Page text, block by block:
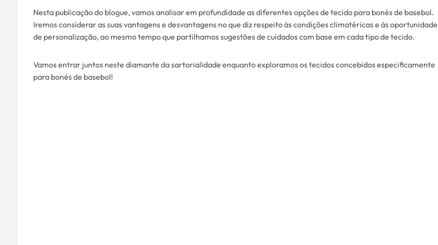
Nesta publicação do blogue, vamos analisar em profundidade as diferentes opções de tecido para bonés de basebol.
Iremos considerar as suas vantagens e desvantagens no que diz respeito às condições climatéricas e às
de personalização, ao mesmo tempo que partilhamos sugestões de cuidados com base em cada tipo de tecido.
Vamos entrar juntos neste diamante da sartorialidade enquanto exploramos os tecidos concebidos especificamente
para bonés de basebol!